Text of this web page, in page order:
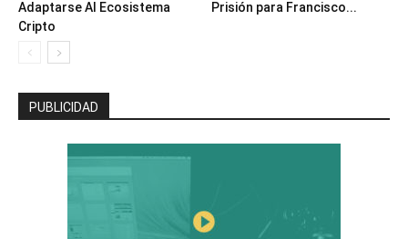
Adaptarse Al Ecosistema
Cripto
Prisión para Francisco...
PUBLICIDAD